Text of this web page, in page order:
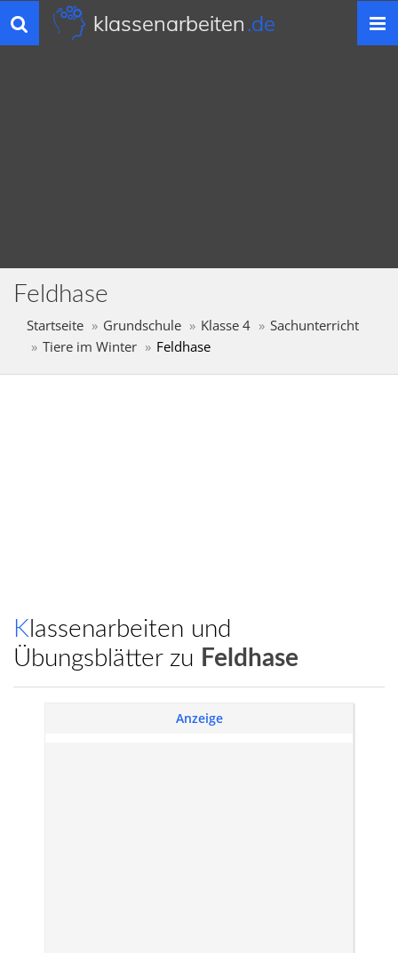
Toggle
navigation
klassenarbeiten.de
Feldhase
Startseite Grundschule Klasse 4
Sachunterricht
Tiere im Winter
Feldhase
Klassenarbeiten und
Übungsblätter zu Feldhase
Anzeige